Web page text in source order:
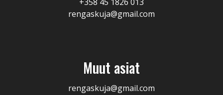
rengaskuja@gmail.com
Muut asiat
rengaskuja@gmail.com